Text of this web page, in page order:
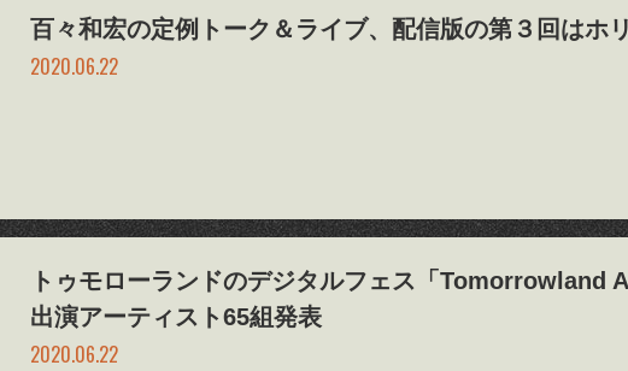
百々和宏の定例トーク＆ライブ、配信版の第３回はホ
2020.06.22
トゥモローランドのデジタルフェス「
出演アーティスト65組発表
2020.06.22